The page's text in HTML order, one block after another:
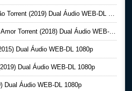
(2019) Dual Áudio WEB-DL 1080p
Torrent (2018) Dual Áudio WEB-DL 1080p
Dual Áudio WEB-DL 1080p
Dual Áudio WEB-DL 1080p
Dual Áudio WEB-DL 1080p